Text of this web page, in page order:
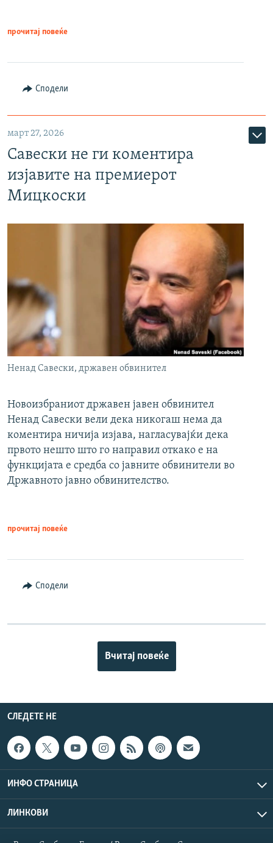
прочитај повеќе
Сподели
март 27, 2026
Савески не ги коментира
изјавите на премиерот
Мицкоски
Ненад Савески, државен обвинител
Новоизбраниот државен јавен обвинител
Ненад Савески вели дека никогаш нема да
коментира ничија изјава, нагласувајќи дека
првото нешто што го направил откако е на
функцијата е средба со јавните обвинители во
Државното јавно обвинителство.
прочитај повеќе
Сподели
Вчитај повеќе
СЛЕДЕТЕ НЕ
ИНФО СТРАНИЦА
ЛИНКОВИ